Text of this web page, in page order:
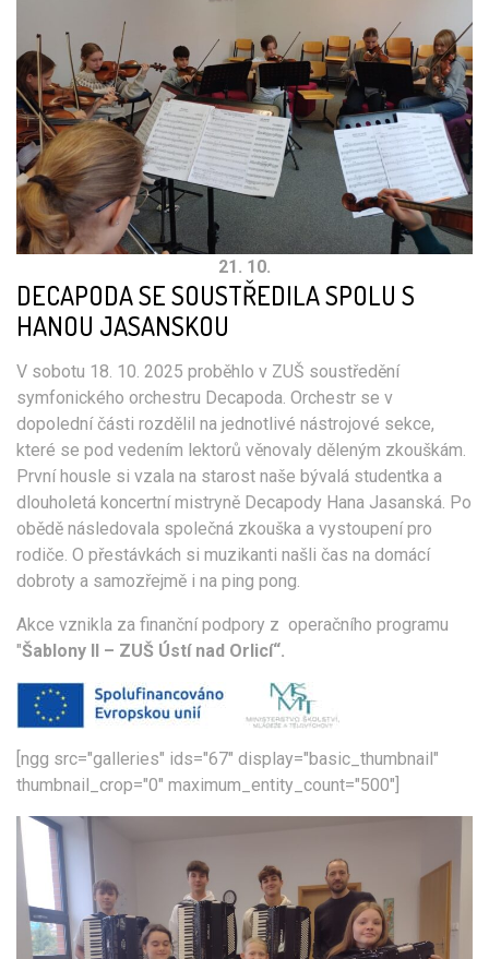
21. 10.
DECAPODA SE SOUSTŘEDILA SPOLU S
HANOU JASANSKOU
V sobotu 18. 10. 2025 proběhlo v ZUŠ soustředění
symfonického orchestru Decapoda. Orchestr se v
dopolední části rozdělil na jednotlivé nástrojové sekce,
které se pod vedením lektorů věnovaly děleným zkouškám.
První housle si vzala na starost naše bývalá studentka a
dlouholetá koncertní mistryně Decapody Hana Jasanská. Po
obědě následovala společná zkouška a vystoupení pro
rodiče. O přestávkách si muzikanti našli čas na domácí
dobroty a samozřejmě i na ping pong.
Akce vznikla za finanční podpory z operačního programu
"Šablony II – ZUŠ Ústí nad Orlicí“.
[ngg src="galleries" ids="67" display="basic_thumbnail"
thumbnail_crop="0" maximum_entity_count="500"]